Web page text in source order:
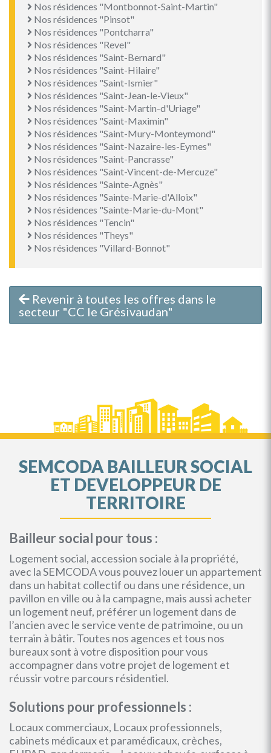
Nos résidences "Montbonnot-Saint-Martin"
Nos résidences "Pinsot"
Nos résidences "Pontcharra"
Nos résidences "Revel"
Nos résidences "Saint-Bernard"
Nos résidences "Saint-Hilaire"
Nos résidences "Saint-Ismier"
Nos résidences "Saint-Jean-le-Vieux"
Nos résidences "Saint-Martin-d'Uriage"
Nos résidences "Saint-Maximin"
Nos résidences "Saint-Mury-Monteymond"
Nos résidences "Saint-Nazaire-les-Eymes"
Nos résidences "Saint-Pancrasse"
Nos résidences "Saint-Vincent-de-Mercuze"
Nos résidences "Sainte-Agnès"
Nos résidences "Sainte-Marie-d'Alloix"
Nos résidences "Sainte-Marie-du-Mont"
Nos résidences "Tencin"
Nos résidences "Theys"
Nos résidences "Villard-Bonnot"
Revenir à toutes les offres dans le
secteur "CC le Grésivaudan"
SEMCODA BAILLEUR SOCIAL
ET DEVELOPPEUR DE
TERRITOIRE
Bailleur social pour tous :
Logement social, accession sociale à la propriété,
avec la SEMCODA vous pouvez louer un appartement
dans un habitat collectif ou dans une résidence, un
pavillon en ville ou à la campagne, mais aussi acheter
un logement neuf, préférer un logement dans de
l’ancien avec le service vente de patrimoine, ou un
terrain à bâtir. Toutes nos agences et tous nos
bureaux sont à votre disposition pour vous
accompagner dans votre projet de logement et
réussir votre parcours résidentiel.
Solutions pour professionnels :
Locaux commerciaux, Locaux professionnels,
cabinets médicaux et paramédicaux, crèches,